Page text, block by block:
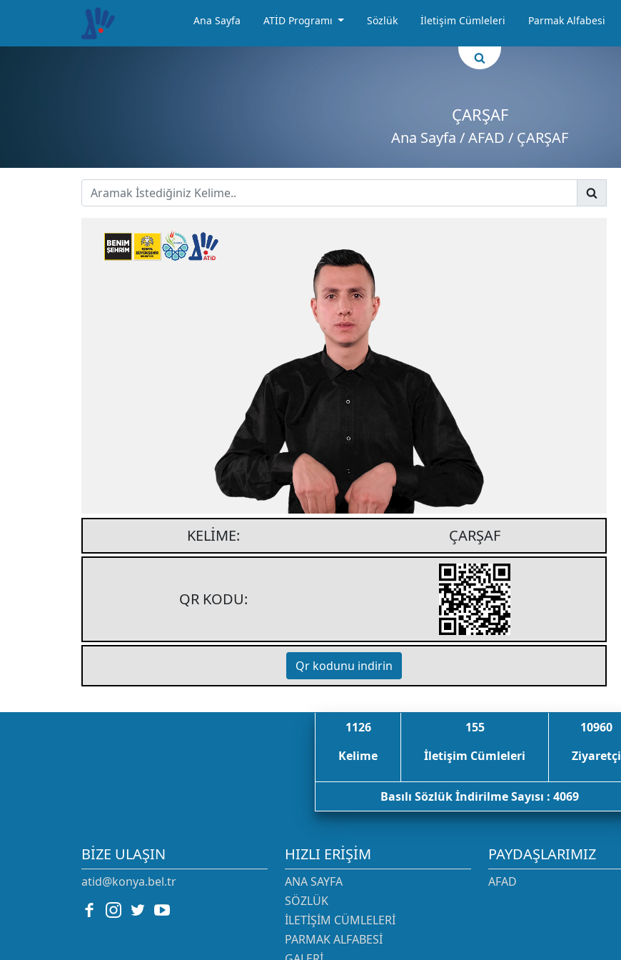
Ana Sayfa ATİD Programı Sözlük İletişim Cümleleri Parmak Alfabesi
ÇARŞAF
Ana Sayfa / AFAD / ÇARŞAF
KELIME: ÇARŞAF
QR KODU:
Qr kodunu indirin
1126
Kelime
155
İletişim Cümleleri
10960
Ziyaretçi
Basılı Sözlük İndirilme Sayısı : 4069
BIZE ULAŞIN
atid@konya.bel.tr
HIZLI ERIŞIM
ANA SAYFA
SÖZLÜK
İLETIŞIM CÜMLELERI
PARMAK ALFABESI
PAYDAŞLARIMIZ
AFAD